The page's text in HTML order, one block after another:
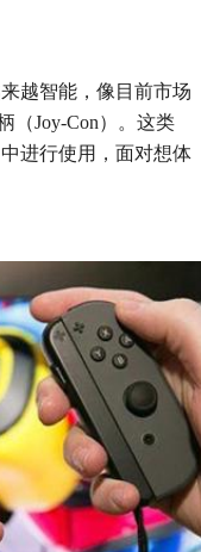
越智能，像目前市场
（Joy-Con）。这类
进行使用，面对想体